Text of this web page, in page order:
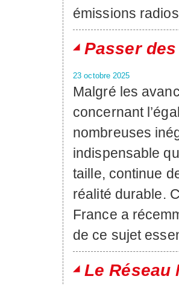
émissions
Passer
23 octobre 2025
Malgré les
concernant
nombreuses
indispensable
taille, continue
réalité durable.
France a
de ce sujet
Le Réseau